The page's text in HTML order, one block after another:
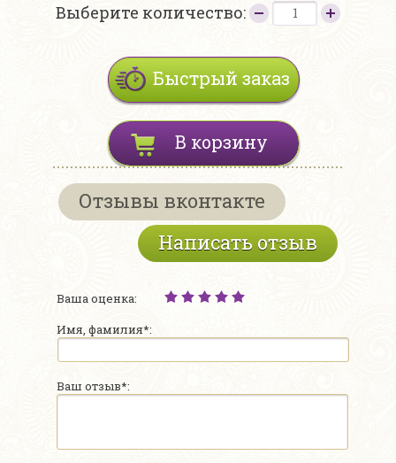
Выберите количество:
Быстрый заказ
В корзину
Отзывы вконтакте
Написать отзыв
Ваша оценка:
Имя, фамилия*:
Ваш отзыв*: